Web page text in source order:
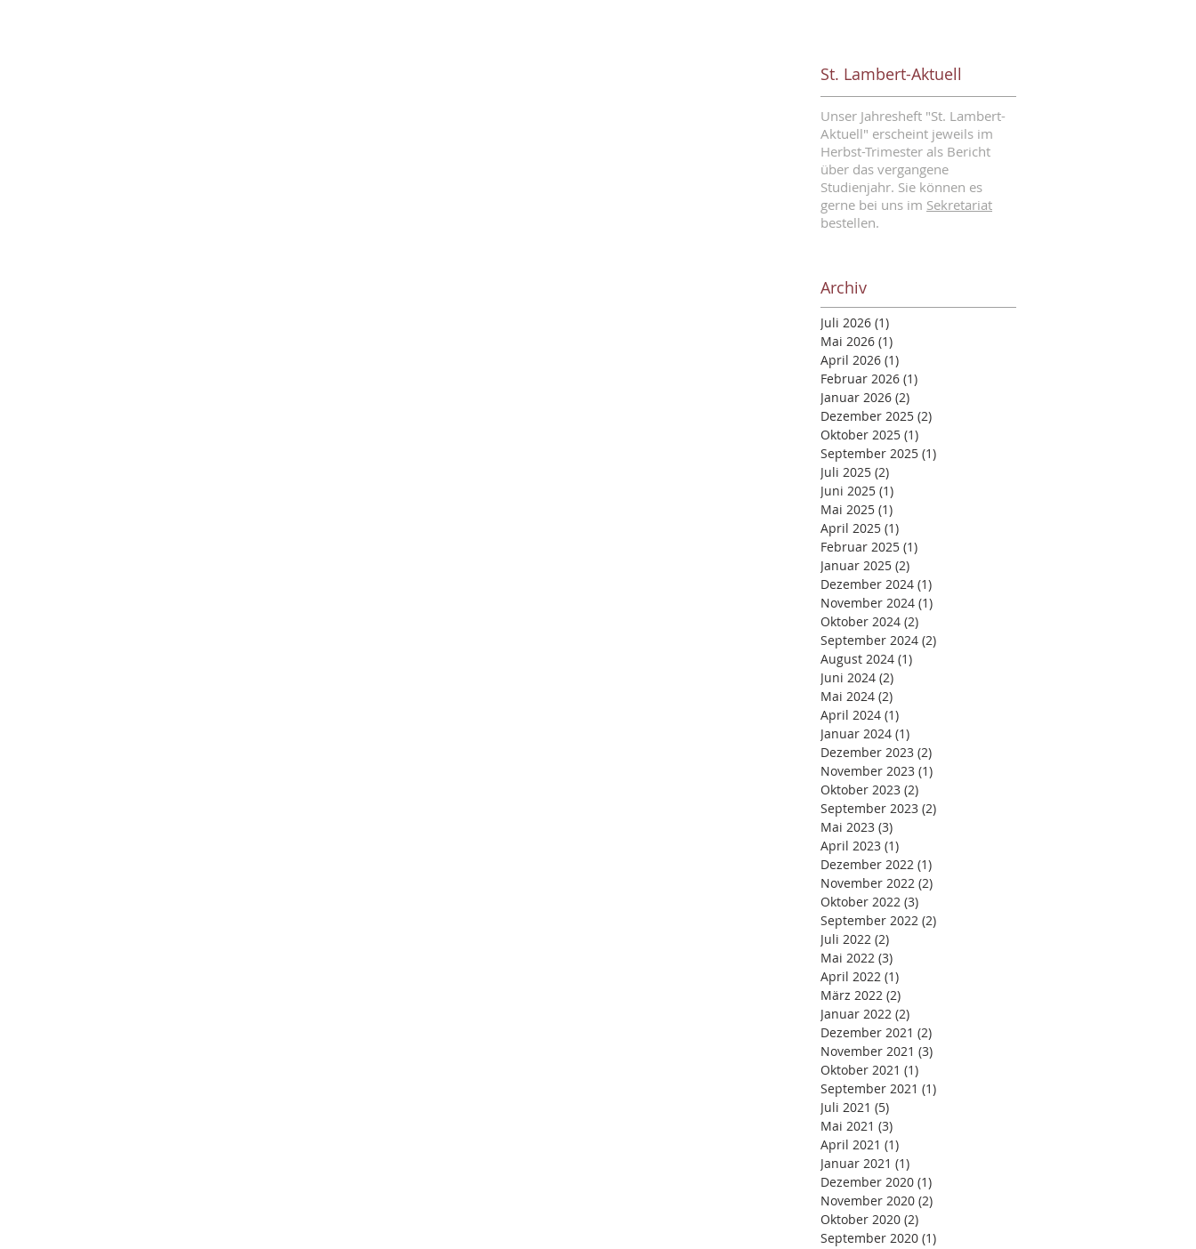
St. Lambert-Aktuell
Unser Jahresheft "St. Lambert-
Aktuell" erscheint jeweils im
Herbst-Trimester als Bericht
über das vergangene
Studienjahr. Sie können es
gerne bei uns im Sekretariat
bestellen.
Archiv
Juli 2026 (1)
Mai 2026 (1)
April 2026 (1)
Februar 2026 (1)
Januar 2026 (2)
Dezember 2025 (2)
Oktober 2025 (1)
September 2025 (1)
Juli 2025 (2)
Juni 2025 (1)
Mai 2025 (1)
April 2025 (1)
Februar 2025 (1)
Januar 2025 (2)
Dezember 2024 (1)
November 2024 (1)
Oktober 2024 (2)
September 2024 (2)
August 2024 (1)
Juni 2024 (2)
Mai 2024 (2)
April 2024 (1)
Januar 2024 (1)
Dezember 2023 (2)
November 2023 (1)
Oktober 2023 (2)
September 2023 (2)
Mai 2023 (3)
April 2023 (1)
Dezember 2022 (1)
November 2022 (2)
Oktober 2022 (3)
September 2022 (2)
Juli 2022 (2)
Mai 2022 (3)
April 2022 (1)
März 2022 (2)
Januar 2022 (2)
Dezember 2021 (2)
November 2021 (3)
Oktober 2021 (1)
September 2021 (1)
Juli 2021 (5)
Mai 2021 (3)
April 2021 (1)
Januar 2021 (1)
Dezember 2020 (1)
November 2020 (2)
Oktober 2020 (2)
September 2020 (1)